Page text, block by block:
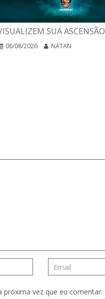
SUA ASCENSÃO
06/08/2026 NATAN
próxima vez que eu comentar.